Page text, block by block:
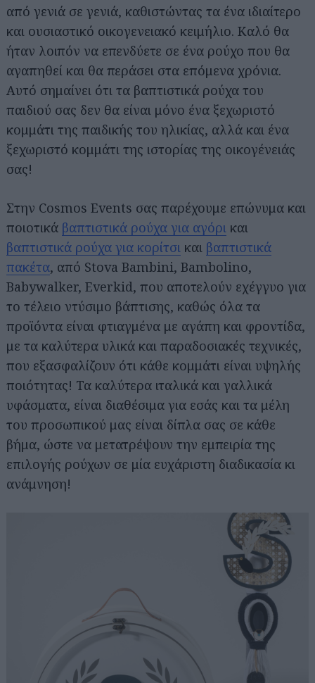
από γενιά σε γενιά, καθιστώντας τα ένα ιδιαίτερο
και ουσιαστικό οικογενειακό κειμήλιο. Καλό θα
ήταν λοιπόν να επενδύετε σε ένα ρούχο που θα
αγαπηθεί και θα περάσει στα επόμενα χρόνια.
Αυτό σημαίνει ότι τα βαπτιστικά ρούχα του
παιδιού σας δεν θα είναι μόνο ένα ξεχωριστό
κομμάτι της παιδικής του ηλικίας, αλλά και ένα
ξεχωριστό κομμάτι της ιστορίας της οικογένειάς
σας!
Στην Cosmos Events σας παρέχουμε επώνυμα και
ποιοτικά βαπτιστικά ρούχα για αγόρι και
βαπτιστικά ρούχα για κορίτσι και βαπτιστικά
πακέτα, από Stova Bambini, Bambolino,
Babywalker, Everkid, που αποτελούν εχέγγυο για
το τέλειο ντύσιμο βάπτισης, καθώς όλα τα
προϊόντα είναι φτιαγμένα με αγάπη και φροντίδα,
με τα καλύτερα υλικά και παραδοσιακές τεχνικές,
που εξασφαλίζουν ότι κάθε κομμάτι είναι υψηλής
ποιότητας! Τα καλύτερα ιταλικά και γαλλικά
υφάσματα, είναι διαθέσιμα για εσάς και τα μέλη
του προσωπικού μας είναι δίπλα σας σε κάθε
βήμα, ώστε να μετατρέψουν την εμπειρία της
επιλογής ρούχων σε μία ευχάριστη διαδικασία κι
ανάμνηση!